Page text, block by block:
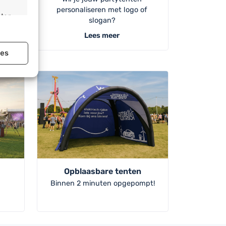
actief
actief
personaliseren met logo of
slogan?
Lees meer
Opblaasbare tenten
Binnen 2 minuten opgepompt!